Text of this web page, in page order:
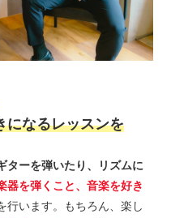
になるレッスンを
ターを弾いたり、リズムに
器を弾くこと、音楽を好き
行います。もちろん、楽し